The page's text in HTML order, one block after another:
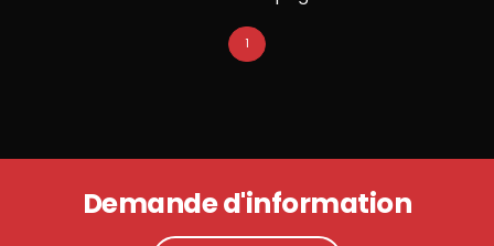
1
Demande d'information